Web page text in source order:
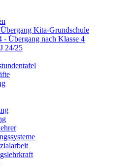
Kita-Grundschule
- Übergang nach Klasse 4
24/25